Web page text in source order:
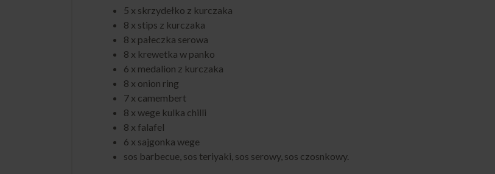
5 x skrzydełko z kurczaka
8 x stips z kurczaka
8 x pałeczka serowa
8 x krewetka w panko
6 x medalion z kurczaka
8 x onion ring
7 x camembert
8 x wege kulka chilli
8 x falafel
6 x sajgonka wege
sos barbecue, sos teriyaki, sos serowy, sos czosnkowy.